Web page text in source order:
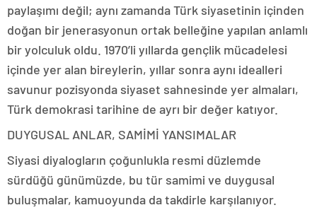
paylaşımı değil; aynı zamanda Türk siyasetinin içinden
doğan bir jenerasyonun ortak belleğine yapılan anlamlı
bir yolculuk oldu. 1970’li yıllarda gençlik mücadelesi
içinde yer alan bireylerin, yıllar sonra aynı idealleri
savunur pozisyonda siyaset sahnesinde yer almaları,
Türk demokrasi tarihine de ayrı bir değer katıyor.
DUYGUSAL ANLAR, SAMİMİ YANSIMALAR
Siyasi diyalogların çoğunlukla resmi düzlemde
sürdüğü günümüzde, bu tür samimi ve duygusal
buluşmalar, kamuoyunda da takdirle karşılanıyor.